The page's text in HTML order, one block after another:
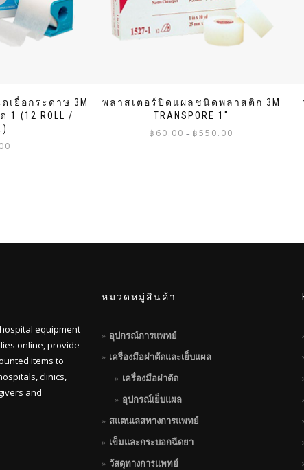
ยื่อกระดาษ 3M
1 (12 ROLL /
พลาสเตอร์ปิดแผลชนิดพลาสติก 3M
TRANSPORE 1″
฿ 60.00 – ฿550.00
equipment
online, provide
items to
clinics,
and
หมวดหมู่สินค้า
อุปกรณ์การแพทย์
เครื่องมือผ่าตัดและเย็บแผล
เครื่องมือผ่าตัด
อุปกรณ์เย็บแผล
สแตนเลสทางการแพทย์
เข็มและกระบอกฉีดยา
วัสดุทางการแพทย์